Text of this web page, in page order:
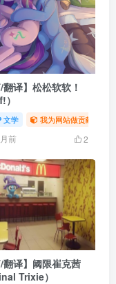
# 翻译 # MLP
/翻译】松松软软！
）
文学 我为网站做贡献
前 2
/翻译】阈限崔克茜
Trixie）